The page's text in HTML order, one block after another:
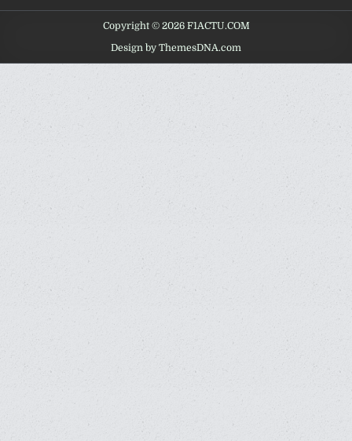
Copyright © 2026 F1ACTU.COM
Design by ThemesDNA.com